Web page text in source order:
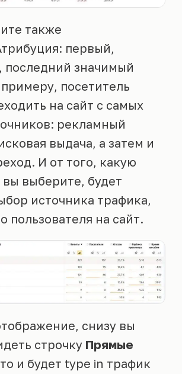
также
: первый,
последний значимый
посетитель
на сайт с самых
рекламный
выдача, а затем и
И от того, какую
выберите, будет
источника трафика,
пользователя на сайт.
снизу вы
строчку Прямые
и будет type in трафик